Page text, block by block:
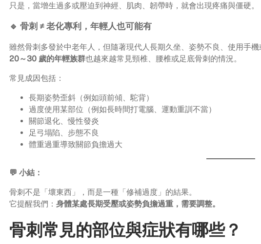
只是，當增生過多或壓迫到神經、肌肉、韌帶時，就會出現疼痛與僵硬。
🔹 骨刺 ≠ 老化專利，年輕人也可能有
雖然骨刺多發於中老年人，但隨著現代人長期久坐、姿勢不良、使用手機
20～30 歲的年輕族群也越來越常見頸椎、腰椎或足底骨刺的情況。
常見成因包括：
長期姿勢歪斜（例如頭前傾、駝背）
過度使用某部位（例如長時間打電腦、運動重訓不當）
關節退化、慢性發炎
足弓塌陷、步態不良
體重過重導致關節負擔過大
💬 小結：
骨刺不是「壞東西」，而是一種「修補過度」的結果。
它提醒我們： 身體某處長期受壓或姿勢負擔過重，需要調整。
骨刺常見的部位與症狀有哪些？